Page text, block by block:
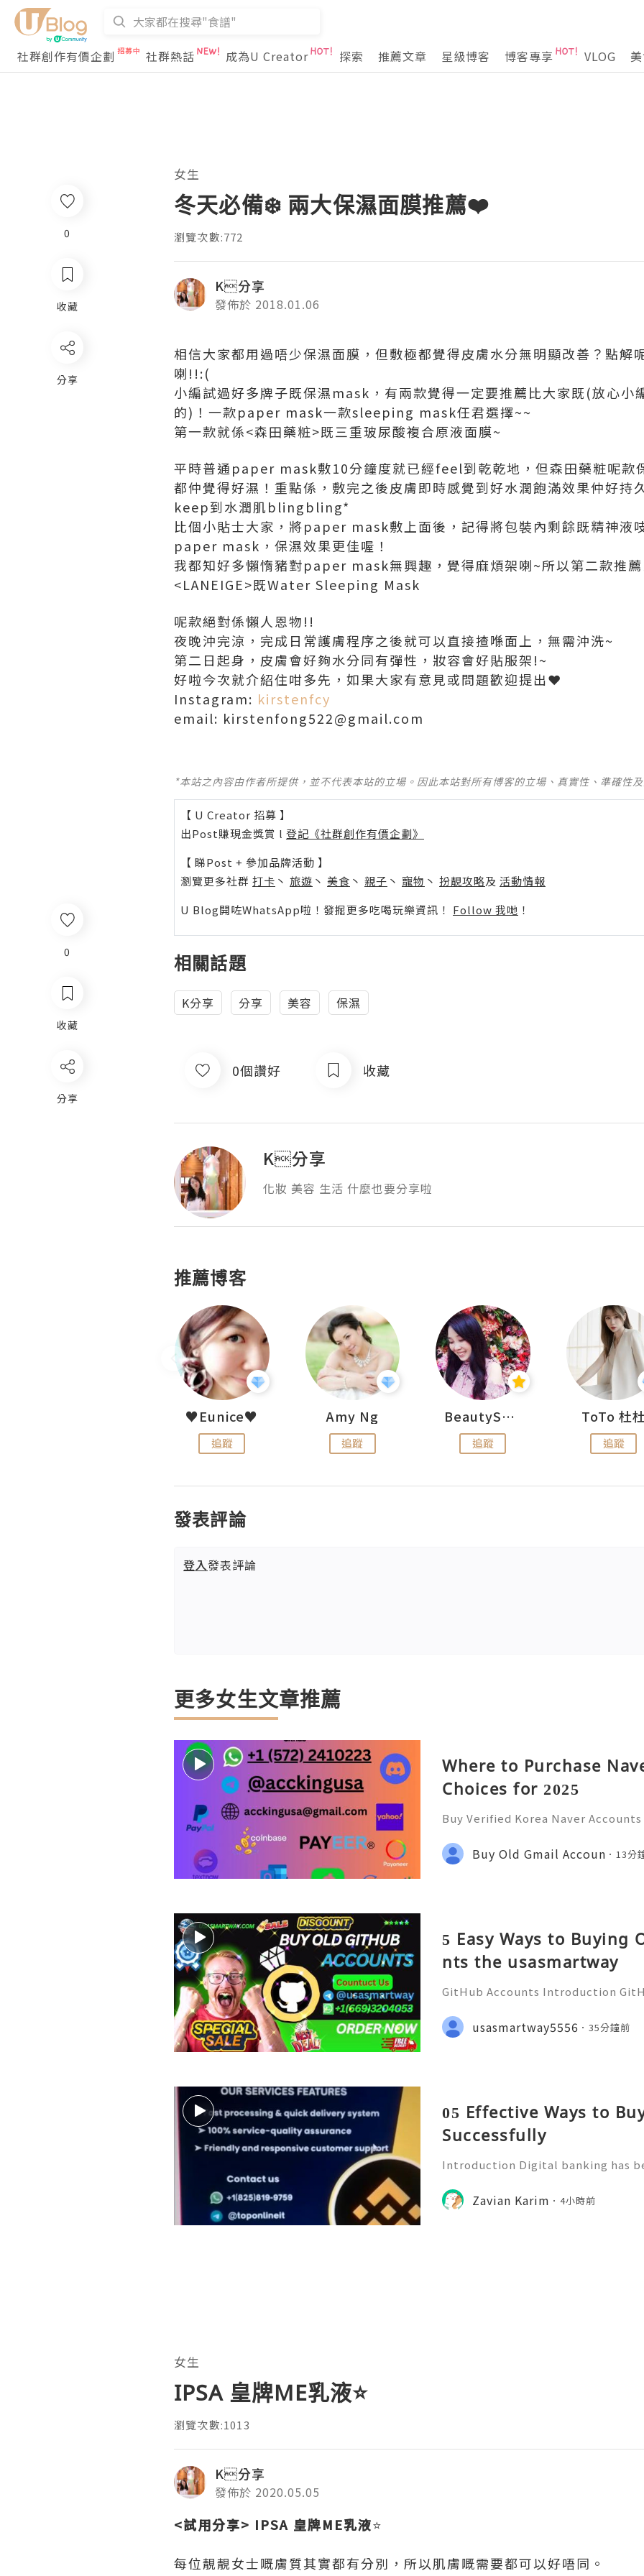
社群創作有價企劃 社群熱話 成為U Creator 探索 推薦文章 星級博客 博客專享 VLOG
0
收藏
分享
女生
冬天必備❄️ 兩大保濕面膜推薦❤️
瀏覽次數:772
K分享
發佈於 2018.01.06
相信大家都用過唔少保濕面膜，但敷極都覺得皮膚水分無明顯改善？點解
喇!!:(
小編試過好多牌子既保濕mask，有兩款覺得一定要推薦比大家既(放心小
的)！一款paper mask一款sleeping mask任君選擇~~
第一款就係<森田藥粧>既三重玻尿酸複合原液面膜~
平時普通paper mask敷10分鐘度就已經feel到乾乾地，但森田藥粧呢款
都仲覺得好濕！重點係，敷完之後皮膚即時感覺到好水潤飽滿效果仲好持
keep到水潤肌blingbling*
比個小貼士大家，將paper mask敷上面後，記得將包裝內剩餘既精神液
paper mask，保濕效果更佳喔！
我都知好多懶惰豬對paper mask無興趣，覺得麻煩架喇~所以第二款推
<LANEIGE>既Water Sleeping Mask
呢款絕對係懶人恩物!!
夜晚沖完涼，完成日常護膚程序之後就可以直接揸喺面上，無需沖洗~
第二日起身，皮膚會好夠水分同有彈性，妝容會好貼服架!~
好啦今次就介紹住咁多先，如果大家有意見或問題歡迎提出❤️
Instagram: kirstenfcy
email: kirstenfong522@gmail.com
*本站之內容由作者所提供，並不代表本站的立場。因此本站對所有博客的立場、真實性、準確性
【 U Creator 招募 】
出Post賺現金獎賞 l 登記《社群創作有價企劃》
【 睇Post + 參加品牌活動 】
瀏覽更多社群 打卡 丶 旅遊 丶 美食 丶 親子 丶 寵物 丶 扮靚攻略及 活動情報
U Blog開咗WhatsApp啦！發掘更多吃喝玩樂資訊！ Follow 我哋 ！
相關話題
K分享 分享 美容 保濕
0個讚好 收藏
K分享
化妝 美容 生活 什麼也要分享啦
推薦博客
♥Eunice♥
追蹤
Amy Ng
追蹤
BeautySearch
追蹤
ToTo 杜
追蹤
發表評論
登入發表評論
更多女生文章推薦
Where to Purchase
Choices for 2025
Buy Verified Korea Naver
age search, shopping, payments,
trusted account. accking
Buy Old Gmail Accoun 13分
5 Easy Ways to Buying
nts the usasmartway
GitHub Accounts Introduction
ions of developers, businesses,
ommunities. It is much m
usasmartway5556 35分鐘前
05 Effective Ways to
Successfully
Introduction Digital banking has
banking platforms, people can
tor transactions, and manage
Zavian Karim 4小時前
0
收藏
分享
女生
IPSA 皇牌ME乳液⭐️
瀏覽次數:1013
K分享
發佈於 2020.05.05
<試用分享> IPSA 皇牌ME乳液⭐️
每位靚靚女士嘅膚質其實都有分別，所以肌膚嘅需要都可以好唔同。